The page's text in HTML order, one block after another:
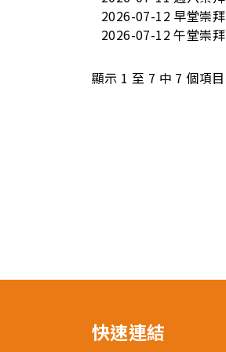
2026-07-12 早堂崇拜
2026-07-12 午堂崇拜
顯示 1 至 7 中 7 個項目
快速連結